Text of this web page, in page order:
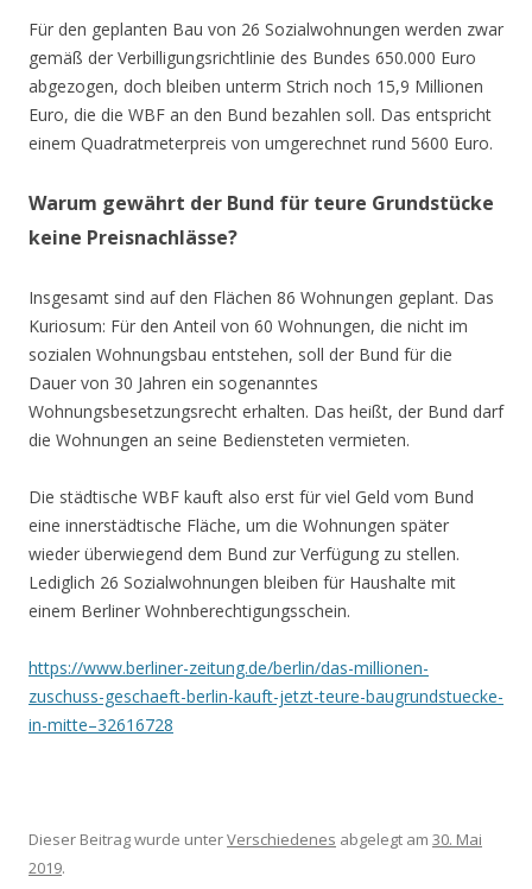
Für den geplanten Bau von 26 Sozialwohnungen werden zwar
gemäß der Verbilligungsrichtlinie des Bundes 650.000 Euro
abgezogen, doch bleiben unterm Strich noch 15,9 Millionen
Euro, die die WBF an den Bund bezahlen soll. Das entspricht
einem Quadratmeterpreis von umgerechnet rund 5600 Euro.
Warum gewährt der Bund für teure Grundstücke
keine Preisnachlässe?
Insgesamt sind auf den Flächen 86 Wohnungen geplant. Das
Kuriosum: Für den Anteil von 60 Wohnungen, die nicht im
sozialen Wohnungsbau entstehen, soll der Bund für die
Dauer von 30 Jahren ein sogenanntes
Wohnungsbesetzungsrecht erhalten. Das heißt, der Bund darf
die Wohnungen an seine Bediensteten vermieten.
Die städtische WBF kauft also erst für viel Geld vom Bund
eine innerstädtische Fläche, um die Wohnungen später
wieder überwiegend dem Bund zur Verfügung zu stellen.
Lediglich 26 Sozialwohnungen bleiben für Haushalte mit
einem Berliner Wohnberechtigungsschein.
https://www.berliner-zeitung.de/berlin/das-millionen-
zuschuss-geschaeft-berlin-kauft-jetzt-teure-baugrundstuecke-
in-mitte–32616728
Dieser Beitrag wurde unterVerschiedenes abgelegt am 30. Mai
2019.